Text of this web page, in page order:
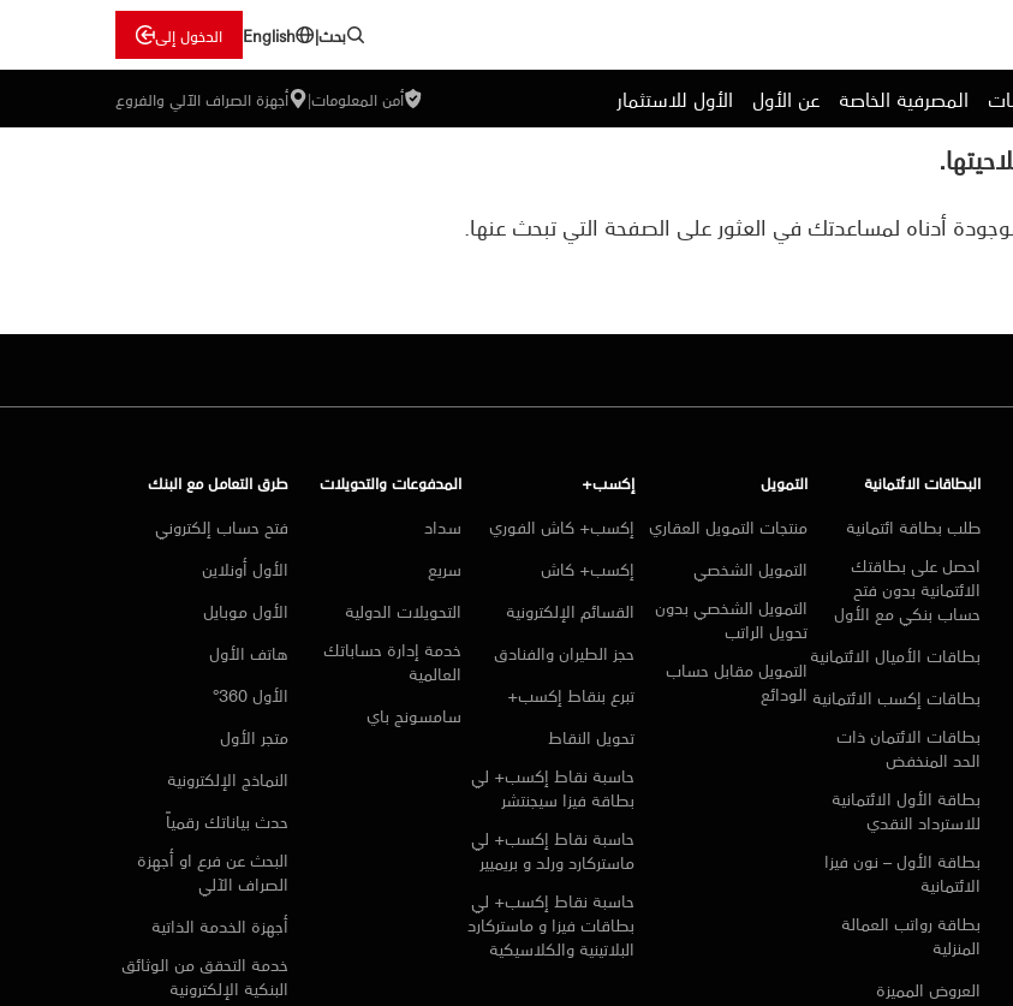
بحث|
English الدخول إلى
المصرفية الخاصة عن الأول الأول للاستثمار أمن المعلومات| أجهزة الصراف الآلي والفروع
أدناه لمساعدتك في العثور على الصفحة التي تبحث عنها.
البطاقات الائتمانية
طلب بطاقة ائتمانية
احصل على بطاقتك
الائتمانية بدون فتح
حساب بنكي مع الأول
بطاقات الأميال الائتمانية
بطاقات إكسب الائتمانية
بطاقات الائتمان ذات
الحد المنخفض
بطاقة الأول الائتمانية
للاسترداد النقدي
بطاقة الأول – نون فيزا
الائتمانية
بطاقة رواتب العمالة
المنزلية
العروض المميزة
التمويل
منتجات التمويل العقاري
التمويل الشخصي
التمويل الشخصي بدون
تحويل الراتب
التمويل مقابل حساب
الودائع
إكسب+
إكسب+ كاش الفوري
إكسب+ كاش
القسائم الإلكترونية
حجز الطيران والفنادق
تبرع بنقاط إكسب+
تحويل النقاط
حاسبة نقاط إكسب+ لي
بطاقة فيزا سيجنتشر
حاسبة نقاط إكسب+ لي
ماستركارد ورلد و بريميير
حاسبة نقاط إكسب+ لي
بطاقات فيزا و ماستركارد
البلاتينية والكلاسيكية
المدفوعات والتحويلات
سداد
سريع
التحويلات الدولية
خدمة إدارة حساباتك
العالمية
سامسونج باي
طرق التعامل مع البنك
فتح حساب إلكتروني
الأول أونلاين
الأول موبايل
هاتف الأول
الأول 360°
متجر الأول
النماذج الإلكترونية
حدث بياناتك رقمياً
البحث عن فرع او أجهزة
الصراف الآلي
أجهزة الخدمة الذاتية
خدمة التحقق من الوثائق
البنكية الإلكترونية